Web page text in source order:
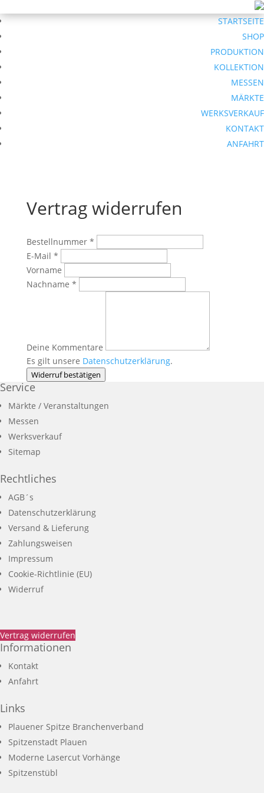
STARTSEITE
SHOP
PRODUKTION
KOLLEKTION
MESSEN
MÄRKTE
WERKSVERKAUF
KONTAKT
ANFAHRT
Vertrag widerrufen
Bestellnummer *erforderlich
E-Mail *erforderlich
Vorname
Nachname *erforderlich
Deine Kommentare
Es gilt unsere Datenschutzerklärung.
Widerruf bestätigen
Service
Märkte / Veranstaltungen
Messen
Werksverkauf
Sitemap
Rechtliches
AGB´s
Datenschutzerklärung
Versand & Lieferung
Zahlungsweisen
Impressum
Cookie-Richtlinie (EU)
Widerruf
Vertrag widerrufen
Informationen
Kontakt
Anfahrt
Links
Plauener Spitze Branchenverband
Spitzenstadt Plauen
Moderne Lasercut Vorhänge
Spitzenstübl